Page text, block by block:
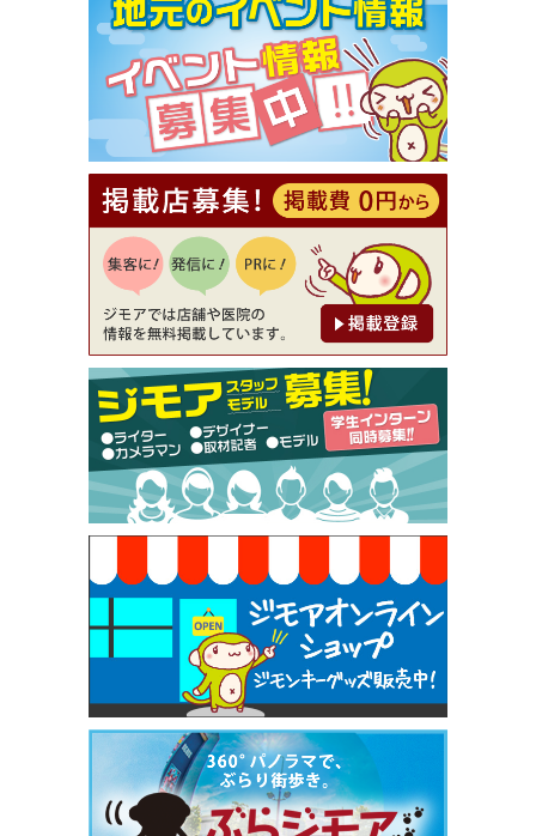
【ジモア限定①】初回割引 特価 VIO脱毛11,000円
⇒8,800円（メンズ専門ワックス脱毛サロン Mickle
（ミックル））
[有効期限]2026年9月30日
【ジモア読者特典2】コース 3,500円→3,000円（料
理5品+2時間飲み放題）（創作イタリアン Pia Cu
ore（ピアクオーレ））
[有効期限]2026年9月30日
【ジモア読者特典1】料理全品20％OFF ※18時以
降（創作イタリアン Pia Cuore（ピアクオーレ））
[有効期限]2026年9月30日
【ジモア限定②】初回割引 特価 鼻毛脱毛 半額 2,2
00円⇒1,100円（メンズ専門ワックス脱毛サロン Mi
ckle（ミックル））
[有効期限]2026年9月30日
【ジモア限定特典①】まつ毛カール 3,850円→ 2,7
50円（Premiere（プルミエール））
[有効期限]2026年9月30日
焼き餃子 一皿サービス（餃子酒場たっちゃん 西
早稲田店）
[有効期限]2026年9月30日